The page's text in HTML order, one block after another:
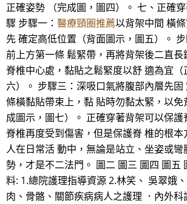
正確姿勢 （完成圖，圖四）。 七、正確
驟 步驟一： 醫療頸圈推薦以背架中間 橫
先 確定高低位置（背面圖示，圖五）。
前上方第一條 鬆緊帶，再將背架後二直
脊椎中心處，黏貼之鬆緊度以舒 適為宜（
六）。 步驟三：深吸口氣將腹部內層先
條橫黏貼帶束上，黏 貼時勿黏太緊，以
成圖示，圖七）。 正確穿著背架可以保
脊椎再度受到傷害，但是保護脊 椎的根
人在日常活 動中，無論是站立、坐姿或
勢，才是不二法門。 圖二 圖三 圖四 圖五
料: 1.總院護理指導資源 2.林笑、 吳翠娥
肉、骨骼、關節疾病病人之護理 ．內外